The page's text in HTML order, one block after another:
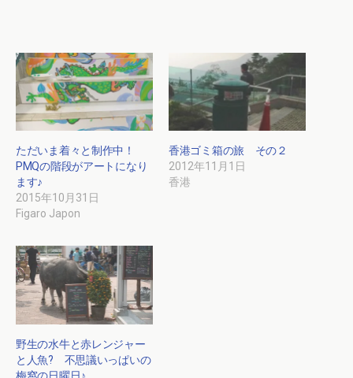
ただいま着々と制作中！
PMQの階段がアートになり
ます♪
2015年10月31日
Figaro Japon
香港ゴミ箱の旅 その２
2012年11月1日
香港
野生の水牛と赤レンジャー
と人魚? 不思議いっぱいの
梅窩の日曜日♪